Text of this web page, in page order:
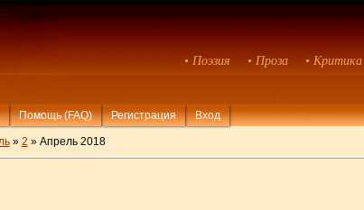
• Поэзия • Проза • Критика
Помощь (FAQ) Регистрация Вход
» 2 » Апрель 2018